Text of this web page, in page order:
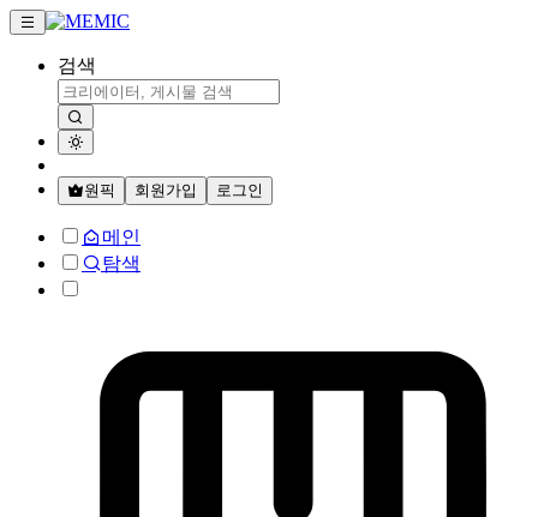
검색
원픽 회원가입 로그인
메인
탐색